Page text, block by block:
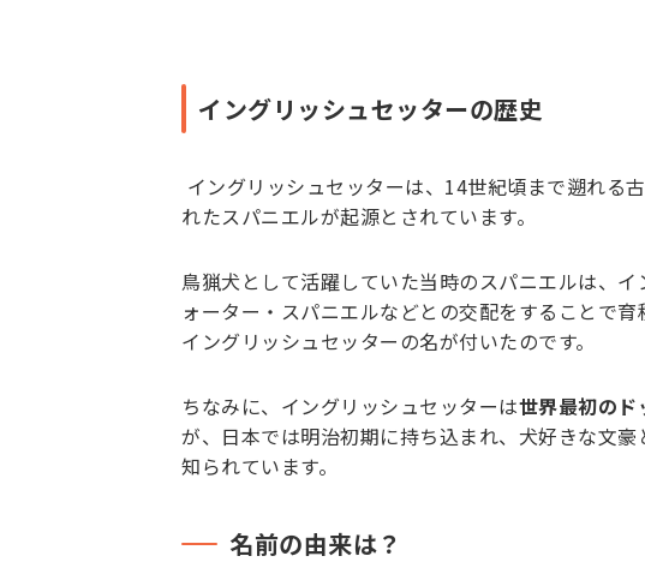
イングリッシュセッターの歴史
イングリッシュセッターは、14世紀頃まで遡れる
れたスパニエルが起源とされています。
鳥猟犬として活躍していた当時のスパニエルは、
ォーター・スパニエルなどとの交配をすることで
イングリッシュセッターの名が付いたのです。
ちなみに、イングリッシュセッターは世界最初のド
が、日本では明治初期に持ち込まれ、犬好きな文豪
知られています。
名前の由来は？